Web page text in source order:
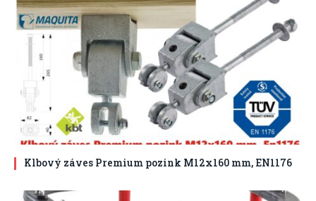
Klbový záves Premium pozink M12x160 mm, EN1176